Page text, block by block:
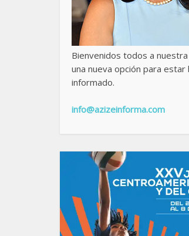
Bienvenidos todos a nuestra
una nueva opción para estar
informado.
info@azizeinforma.com